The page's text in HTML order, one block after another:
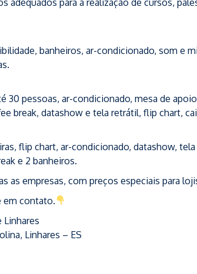
banheiros, ar-condicionado, som e
30 pessoas, ar-condicionado, mesa de
break, datashow e tela retrátil, flip chart,
flip chart, ar-condicionado, datashow,
e 2 banheiros.
as empresas, com preços especiais para
em contato.
Linhares
Linhares – ES